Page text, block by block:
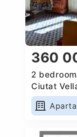
360
2
Ciutat